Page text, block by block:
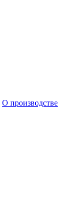
О производстве